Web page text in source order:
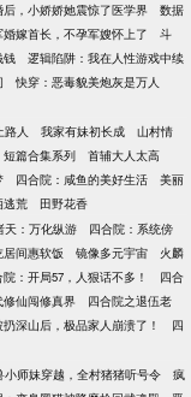
后，小娇娇她震惊了医学界
数据
婚嫁首长，不孕军嫂怀上了
斗
钱
逻辑陷阱：我在人性游戏中续
快穿：恶毒貌美炮灰是万人
路人 我家有妹初长成
山村情
短篇合集系列
首辅大人太高
四合院：咸鱼的美好生活
美丽
逃荒 田野花香
天：万化纵游
四合院：系统傍
间惠软饭 镜像多元宇宙
火麟
院：开局57，人狠话不多！
四合
修仙闯修真界
四合院之退伍老
扔深山后，极品家人崩溃了！
四
小师妹穿越，全村猪猪听号令
疯